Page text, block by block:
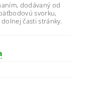
dodávaný od
svorku,
časti stránky.